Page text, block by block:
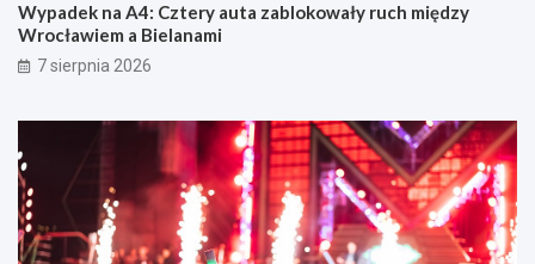
Wypadek na A4: Cztery auta zablokowały ruch między
Wrocławiem a Bielanami
7 sierpnia 2026